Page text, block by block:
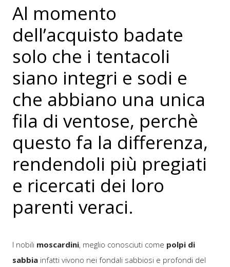
Al momento
dell’acquisto badate
solo che i tentacoli
siano integri e sodi e
che abbiano una unica
fila di ventose, perchè
questo fa la differenza,
rendendoli più pregiati
e ricercati dei loro
parenti veraci.
I nobili moscardini, meglio conosciuti come polpi di
sabbia infatti vivono nei fondali sabbiosi e profondi del